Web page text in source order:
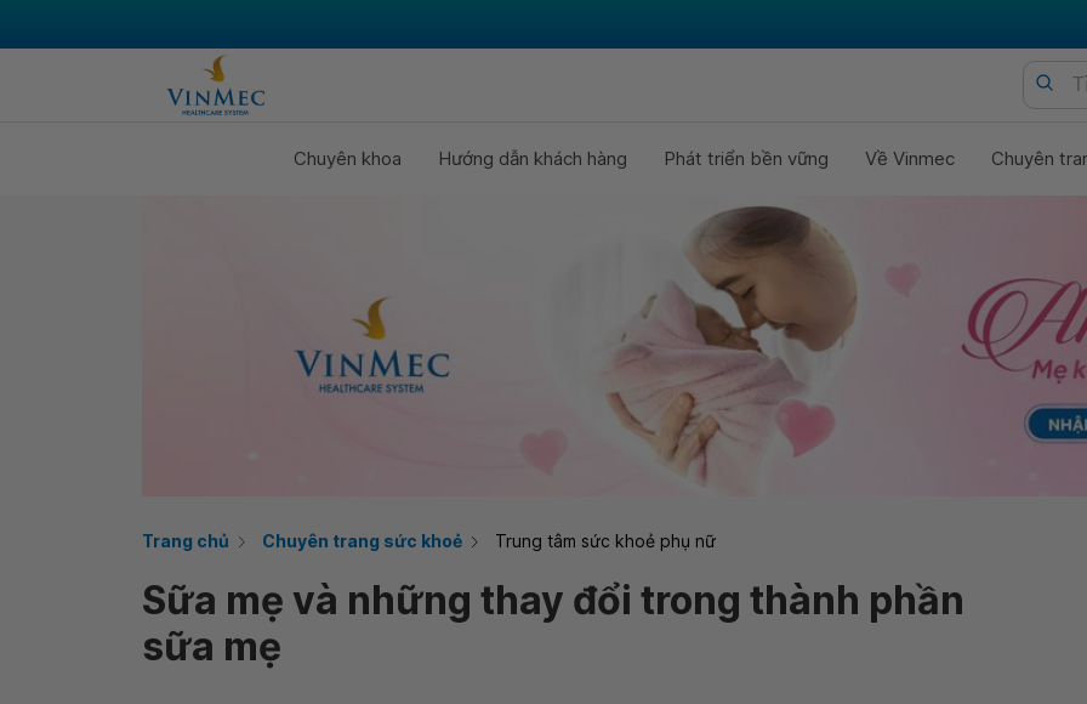
Chuyên khoa Hướng dẫn khách hàng Phát triển bền vững Về Vinmec Chuyên
Trang chủ Chuyên trang sức khoẻ Trung tâm sức khoẻ phụ nữ
Sữa mẹ và những thay đổi trong thành phần
sữa mẹ